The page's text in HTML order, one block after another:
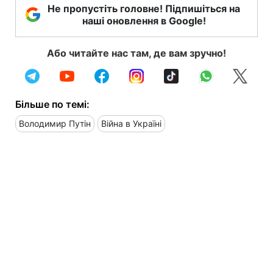
Не пропустіть головне! Підпишіться на
наші оновлення в Google!
Або читайте нас там, де вам зручно!
Більше по темі:
Володимир Путін Війна в Україні